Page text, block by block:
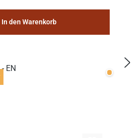
In den Warenkorb
Wenige